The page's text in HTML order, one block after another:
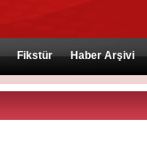
Fikstür
Fikstür
Haber Arşivi
Haber Arşivi